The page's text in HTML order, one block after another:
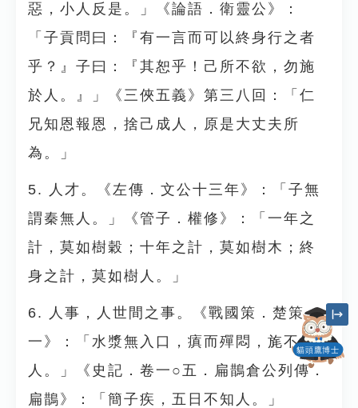
惡，小人反是。」《論語．衛靈公》：
「子貢問曰：『有一言而可以終身行之者
乎？』子曰：『其恕乎！己所不欲，勿施
於人。』」《三俠五義》第三八回：「仁
兄知恩報恩，捨己成人，原是大丈夫所
為。」
5. 人才。《左傳．文公十三年》：「子無
謂秦無人。」《管子．權修》：「一年之
計，莫如樹穀；十年之計，莫如樹木；終
身之計，莫如樹人。」
6. 人事，人世間之事。《戰國策．楚策
一》：「水漿無入口，瘨而殫悶，旄不知
人。」《史記．卷一○五．扁鵲倉公列傳．
扁鵲》：「簡子疾，五日不知人。」
貓頭鷹博士